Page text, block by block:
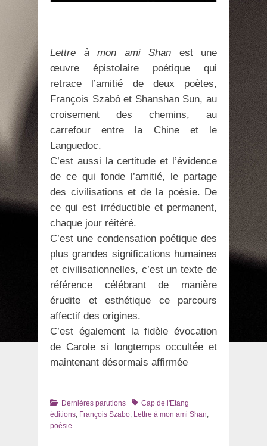
Lettre à mon ami Shan est une
œuvre épistolaire poétique qui
retrace l’amitié de deux poètes,
François Szabó et Shanshan Sun, au
croisement des chemins, au
carrefour entre la Chine et le
Languedoc.
C’est aussi la certitude et l’évidence
de ce qui fonde l’amitié, le partage
des civilisations et de la poésie. De
ce qui est irréductible et permanent,
chaque jour réitéré.
C’est une condensation poétique des
plus grandes significations humaines
et civilisationnelles, c’est un texte de
référence célébrant de manière
érudite et esthétique ce parcours
affectif des origines.
C’est également la fidèle évocation
de Carole si longtemps occultée et
maintenant désormais affirmée
Catégories
Dernières parutions TagsCap de l'Etang
éditions, François Szabo, Lettre à mon ami Shan,
poésie